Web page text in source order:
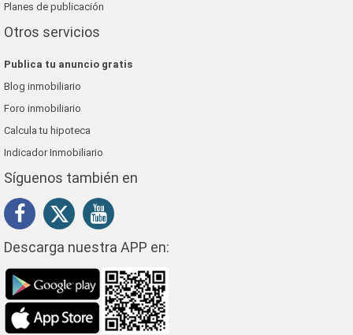
Planes de publicación
Otros servicios
Publica tu anuncio gratis
Blog inmobiliario
Foro inmobiliario
Calcula tu hipoteca
Indicador Inmobiliario
Síguenos también en
Descarga nuestra APP en: